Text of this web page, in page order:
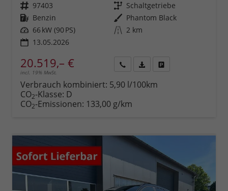
Fahrzeugnr. 97403 Getriebe Schaltgetriebe
Kraftstoff Benzin Außenfarbe Phantom Black
Leistung 66 kW (90 PS) Kilometerstand 2 km
13.05.2026
20.519,– €
incl. 19% MwSt.
anfordern
Datei,
Verbrauch kombiniert: 5,90 l/100km
CO2-Klasse: D
CO2-Emissionen: 133,00 g/km